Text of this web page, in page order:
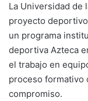
La Universidad de
proyecto
un programa
deportiva Azteca
el trabajo en
proceso formativo
compromiso.